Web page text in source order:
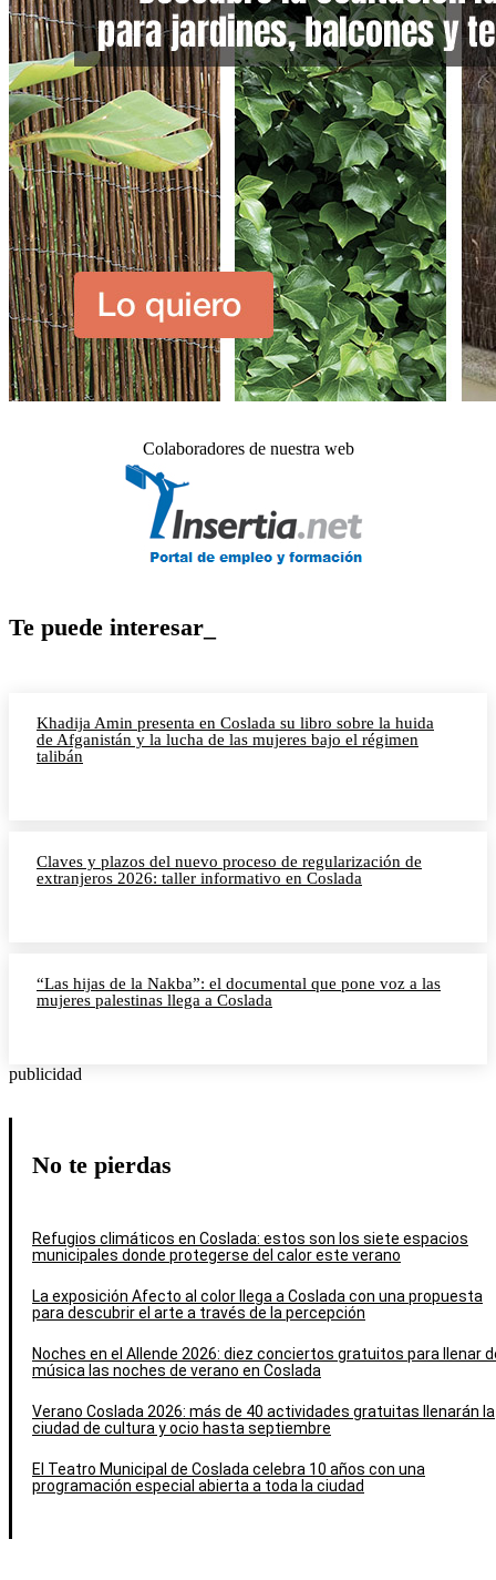
Colaboradores de nuestra web
Te puede interesar_
Khadija Amin presenta en Coslada su libro sobre la huida
de Afganistán y la lucha de las mujeres bajo el régimen
talibán
Claves y plazos del nuevo proceso de regularización de
extranjeros 2026: taller informativo en Coslada
“Las hijas de la Nakba”: el documental que pone voz a las
mujeres palestinas llega a Coslada
publicidad
No te pierdas
Refugios climáticos en Coslada: estos son los siete espacios
municipales donde protegerse del calor este verano
La exposición Afecto al color llega a Coslada con una propuesta
para descubrir el arte a través de la percepción
Noches en el Allende 2026: diez conciertos gratuitos para llenar
música las noches de verano en Coslada
Verano Coslada 2026: más de 40 actividades gratuitas llenarán la
ciudad de cultura y ocio hasta septiembre
El Teatro Municipal de Coslada celebra 10 años con una
programación especial abierta a toda la ciudad